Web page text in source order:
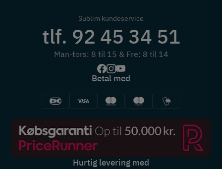
Sublim kundeservice
tlf. 92 45 34 51
Man-tors: 8 til 15 & Fre: 8 til 14
Betal med
Hurtig levering med